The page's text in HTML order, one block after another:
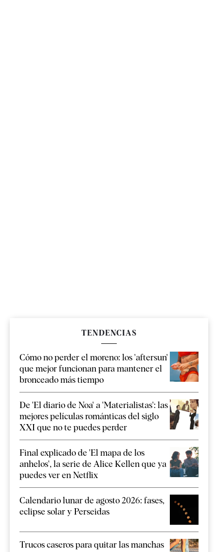
TENDENCIAS
Cómo no perder el moreno: los 'aftersun'
que mejor funcionan para mantener el
bronceado más tiempo
De 'El diario de Noa' a 'Materialistas': las
mejores películas románticas del siglo
XXI que no te puedes perder
Final explicado de 'El mapa de los
anhelos', la serie de Alice Kellen que ya
puedes ver en Netflix
Calendario lunar de agosto 2026: fases,
eclipse solar y Perseidas
Trucos caseros para quitar las manchas